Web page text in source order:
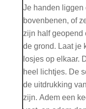
Je handen liggen
bovenbenen, of
zijn half geopend
de grond. Laat je
losjes op elkaar.
heel lichtjes. De
de uitdrukking
zijn. Adem een